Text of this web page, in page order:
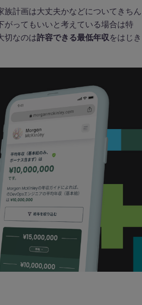
計画は大丈夫かなどについてきちん
ってもいいと考えている場合は特
切なのは許容できる最低年収をはじき